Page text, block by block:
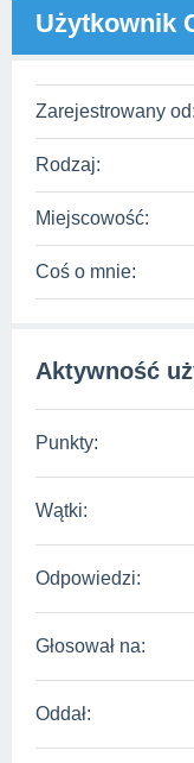
Użytkownik
Zarejestrowany od:
Rodzaj:
Miejscowość:
Coś o mnie:
Aktywność
Punkty:
Wątki:
Odpowiedzi:
Głosował na:
Oddał: